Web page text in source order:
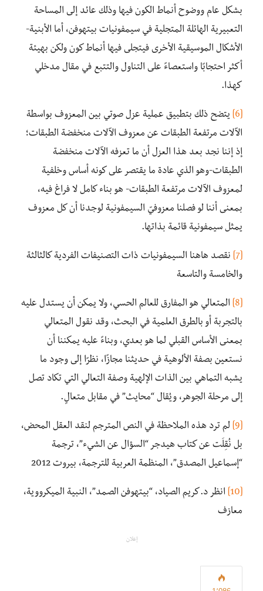
بشكل عام ووضوح أنماط الكون فيها وذلك عائد إلى المساحة
التعبيرية الهائلة المتجلية في سيمفونيات بيتهوفن، أما الأبنية-
الأشكال الموسيقية الأخرى فيتجلى فيها أنماط كون ولكن بهيئة
أكثر احتجابًا واستعصاءً على التناول والتتبع في مقال مدخلي
كهذا.
[6]
يتضح ذلك بتطبيق عملية عزل صوتي بين المعزوف بواسطة
الآلات مرتفعة الطبقات عن معزوف الآلات منخفضة الطبقات؛
إذ إننا نجد بعد هذا العزل أن ما تعزفه الآلات منخفضة
الطبقات-وهو الذي عادة ما يقتصر على كونه أساس وخلفية
لمعزوف الآلات مرتفعة الطبقات- هو بناء كامل لا فراغ فيه،
بمعنى أننا لو فصلنا معزوفيّ السيمفونية لوجدنا أن كل معزوف
يمثل سيمفونية قائمة بذاتها.
[7]
نقصد هاهنا السيمفونيات ذات التصنيفات الفردية كالثالثة
والخامسة والتاسعة
[8]
المتعالي هو المفارق للعالم الحسي، ولا يمكن أن يستدل عليه
بالتجربة أو بالطرق العلمية في البحث، وقد نقول المتعالي
بمعنى الأساس القبلي لما هو بعدي، وبناءً عليه يمكننا أن
نستعين بصفة الألوهية في حديثنا مجازًا، نظرًا إلى وجود ما
يشبه التماهي بين الذات الإلهية وصفة التعالي التي تكاد تصل
إلى مرحلة الجوهر، ويُقال “محايث” في مقابل متعالٍ.
[9]
لم ترد هذه الملاحظة في النص المترجم لنقد العقل المحض،
بل نُقِلَت عن كتاب هيدجر “السؤال عن الشيء”، ترجمة
“إسماعيل المصدق”، المنظمة العربية للترجمة، بيروت 2012
[10]
انظر د.كريم الصياد، “بيتهوفن الصمد”، النبية الميكرووية،
معازف
إعلان